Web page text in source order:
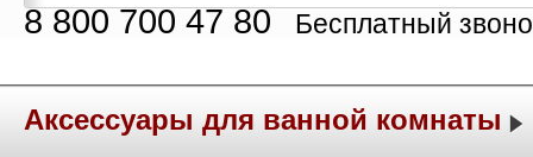
8 800 700 47 80 Бесплатный
Аксессуары для ванной комнаты